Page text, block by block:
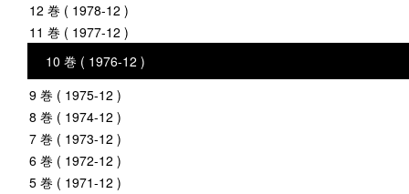
12 巻 ( 1978-12 )
11 巻 ( 1977-12 )
10 巻 ( 1976-12 )
9 巻 ( 1975-12 )
8 巻 ( 1974-12 )
7 巻 ( 1973-12 )
6 巻 ( 1972-12 )
5 巻 ( 1971-12 )